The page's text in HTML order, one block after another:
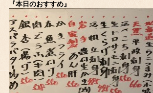
『本日のおすすめ』